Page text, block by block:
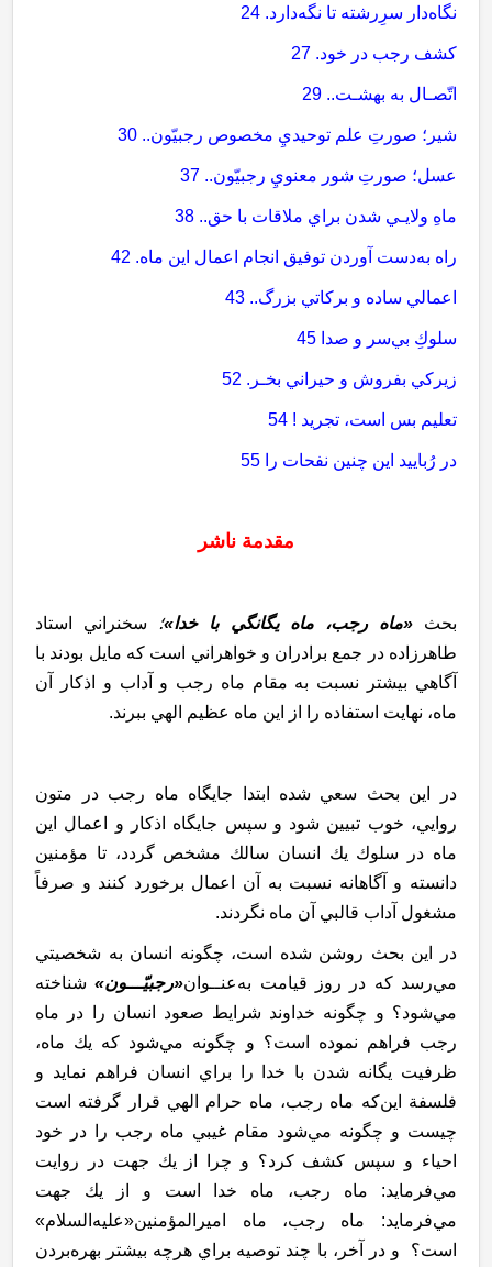
نگاه‌دار سرِرشته تا نگه‌دارد. 24
كشف رجب در خود. 27
اتّصـال به بهشـت.. 29
شير؛ صورتِ علم توحيديِ مخصوص رجبيّون.. 30
عسل؛ صورتِ شور معنويِ رجبيّون.. 37
ماهِ ولايـي شدن براي ملاقات با حق.. 38
راه به‌دست آوردن توفيق انجام اعمال اين ماه. 42
اعمالي ساده و بركاتي بزرگ.. 43
سلوكِ بي‌سر و صدا 45
زيركي بفروش و حيراني بخـر. 52
تعليم بس است، تجريد ! 54
در رُباييد اين چنين نفحات را 55
مقدمة ناشر
بحث«ماه رجب، ماه يگانگي با خدا»؛ سخنراني استاد
طاهرزاده در جمع برادران و خواهراني است كه مايل بودند با
آگاهي بيشتر نسبت به مقام ماه رجب و آداب و اذكار آن
ماه، نهايت استفاده را از اين ماه عظيم الهي ببرند.
در اين بحث سعي شده ابتدا جايگاه ماه رجب در متون
روايي، خوب تبيين شود و سپس جايگاه اذكار و اعمال اين
ماه در سلوك يك انسان سالك مشخص گردد، تا مؤمنين
دانسته و آگاهانه نسبت به آن اعمال برخورد كنند و صرفاً
مشغول آداب قالبي آن ماه نگردند.
در اين بحث روشن شده ‌است، چگونه انسان به شخصيتي
مي‌رسد كه در روز قيامت به‌عنــوان«رجبيّـــون» شناخته
مي‌شود؟ و چگونه خداوند شرايط صعود انسان را در ماه
رجب فراهم نموده است؟ و چگونه مي‌شود كه يك ماه،
ظرفيت يگانه شدن با خدا را براي انسان فراهم ‌نمايد و
فلسفة ‌اين‌كه ماه رجب، ماه حرام الهي قرار گرفته است
چيست و چگونه مي‌شود مقام غيبي ماه رجب را در خود
احياء و سپس كشف كرد؟ و چرا از يك جهت در روايت
مي‌فرمايد: ماه رجب، ماه خدا است و از يك جهت
مي‌فرمايد: ماه رجب، ماه اميرالمؤمنين«عليه‌السلام»
است؟ و در آخر، با چند توصيه براي هرچه بيشتر بهره‌بردن